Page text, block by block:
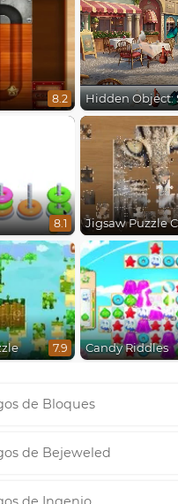
8.2
8.1
7.9 Candy Riddles
de Bloques
de Bejeweled